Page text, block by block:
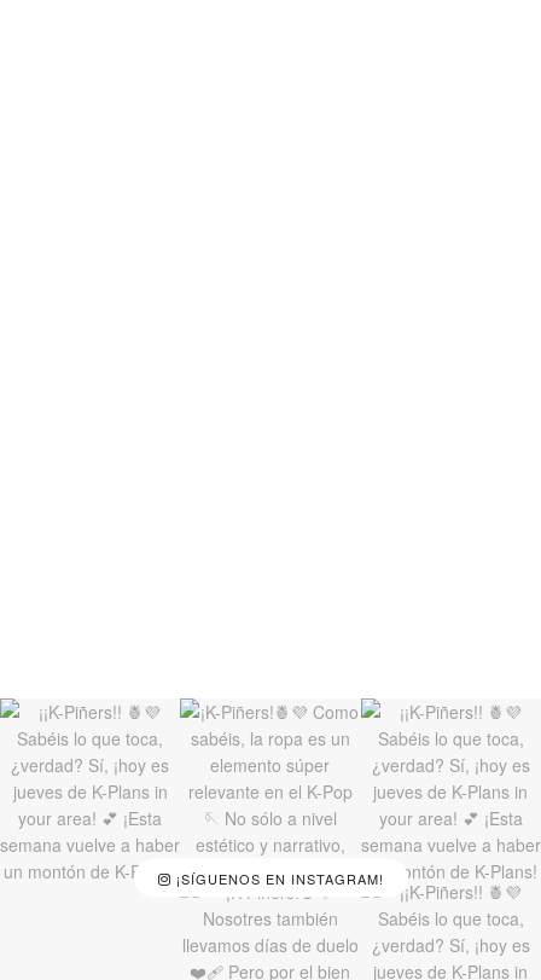
¡SÍGUENOS EN INSTAGRAM!